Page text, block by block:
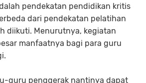
pendekatan pendidikan kritis
dari pendekatan pelatihan
diikuti. Menurutnya, kegiatan
manfaatnya bagi para guru
guru penggerak nantinya dapat